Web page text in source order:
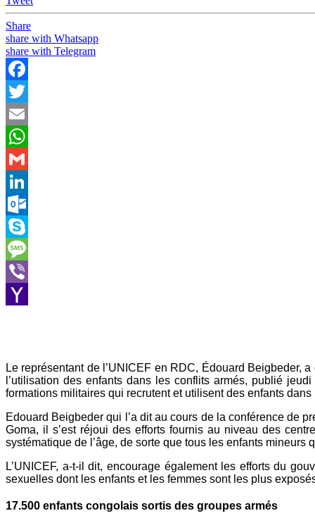
Share
share with Whatsapp
share with Telegram
Facebook
Twitter
Email
WhatsApp
Gmail
LinkedIn
Outlook.com
Skype
Message
Viber
Le représentant de l’UNICEF en RDC, Édouard Beigbeder,
l’utilisation des enfants dans les conflits armés, publié
formations militaires qui recrutent et utilisent des enfants
Edouard Beigbeder qui l’a dit au cours de la conférence de
Goma, il s’est réjoui des efforts fournis au niveau des
systématique de l’âge, de sorte que tous les enfants
L’UNICEF, a-t-il dit, encourage également les efforts du
sexuelles dont les enfants et les femmes sont les plus
17.500 enfants congolais sortis des groupes armés